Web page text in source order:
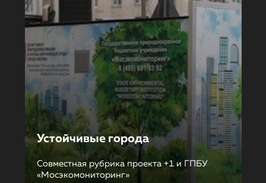
Устойчивые города
Совместная рубрика проекта +1 и ГПБУ
«Мосэкомониторинг»